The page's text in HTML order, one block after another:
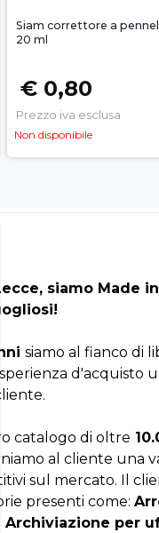
Siam correttore a
20 ml
€ 0,80
Prezzo iva esclusa
Non disponibile
siamo Made
siamo al fianco di
d'acquisto
catalogo di oltre
al cliente una
sul mercato. Il
presenti come:
Archiviazione per